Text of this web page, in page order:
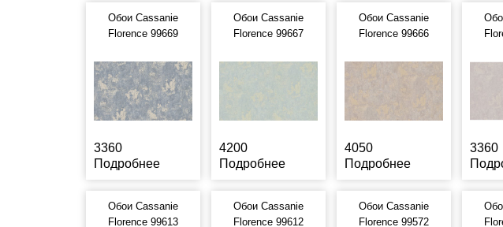
Обои Cassanie
Florence 99669
3360
Подробнее
Обои Cassanie
Florence 99667
4200
Подробнее
Обои Cassanie
Florence 99666
4050
Подробнее
3360
Обои Cassanie
Florence 99613
Обои Cassanie
Florence 99612
Обои Cassanie
Florence 99572